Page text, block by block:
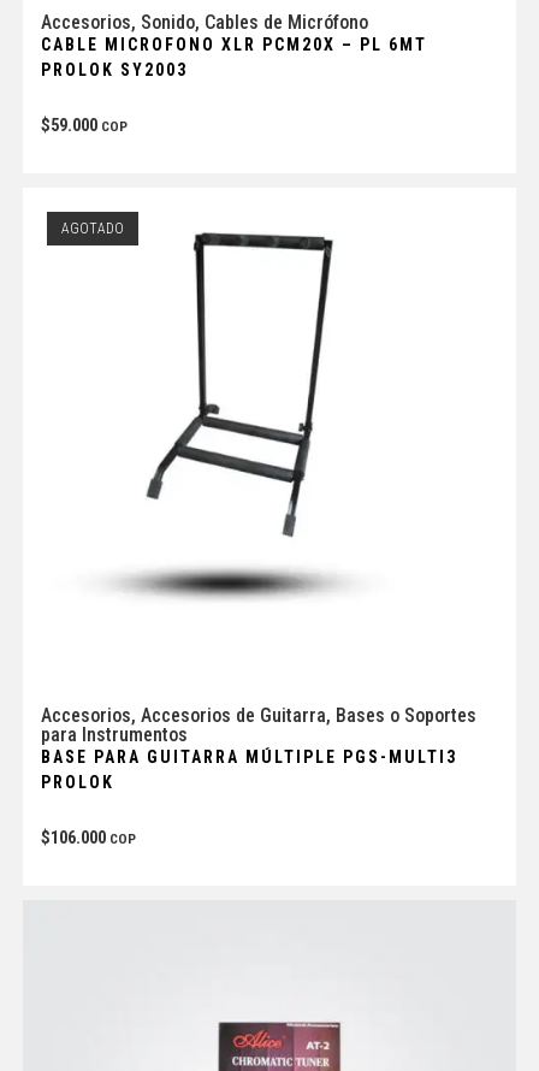
Accesorios, Sonido, Cables de Micrófono
CABLE MICROFONO XLR PCM20X – PL 6MT
PROLOK SY2003
$59.000 COP
AGOTADO
Accesorios, Accesorios de Guitarra, Bases o Soportes
para Instrumentos
BASE PARA GUITARRA MÚLTIPLE PGS-MULTI3
PROLOK
$106.000 COP